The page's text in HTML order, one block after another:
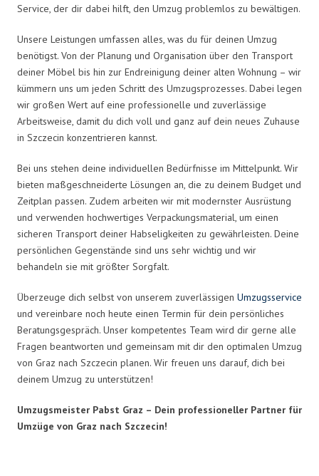
Service, der dir dabei hilft, den Umzug problemlos zu bewältigen.
Unsere Leistungen umfassen alles, was du für deinen Umzug
benötigst. Von der Planung und Organisation über den Transport
deiner Möbel bis hin zur Endreinigung deiner alten Wohnung – wir
kümmern uns um jeden Schritt des Umzugsprozesses. Dabei legen
wir großen Wert auf eine professionelle und zuverlässige
Arbeitsweise, damit du dich voll und ganz auf dein neues Zuhause
in Szczecin konzentrieren kannst.
Bei uns stehen deine individuellen Bedürfnisse im Mittelpunkt. Wir
bieten maßgeschneiderte Lösungen an, die zu deinem Budget und
Zeitplan passen. Zudem arbeiten wir mit modernster Ausrüstung
und verwenden hochwertiges Verpackungsmaterial, um einen
sicheren Transport deiner Habseligkeiten zu gewährleisten. Deine
persönlichen Gegenstände sind uns sehr wichtig und wir
behandeln sie mit größter Sorgfalt.
Überzeuge dich selbst von unserem zuverlässigen Umzugsservice
und vereinbare noch heute einen Termin für dein persönliches
Beratungsgespräch. Unser kompetentes Team wird dir gerne alle
Fragen beantworten und gemeinsam mit dir den optimalen Umzug
von Graz nach Szczecin planen. Wir freuen uns darauf, dich bei
deinem Umzug zu unterstützen!
Umzugsmeister Pabst Graz – Dein professioneller Partner für
Umzüge von Graz nach Szczecin!